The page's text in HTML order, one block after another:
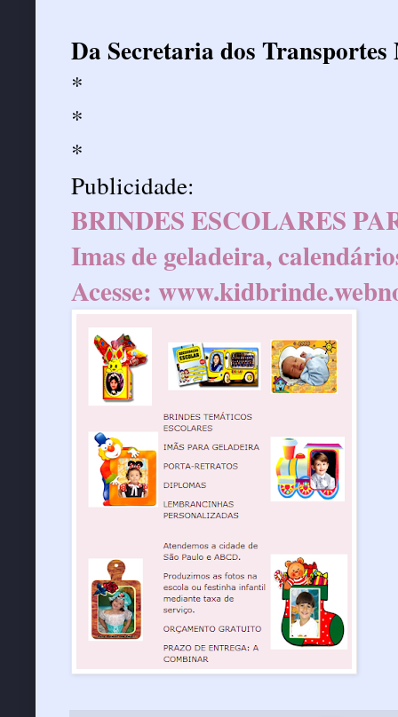
Da Secretaria dos
*
*
*
Publicidade:
BRINDES ESCOLARES
Imas de geladeira,
Acesse: